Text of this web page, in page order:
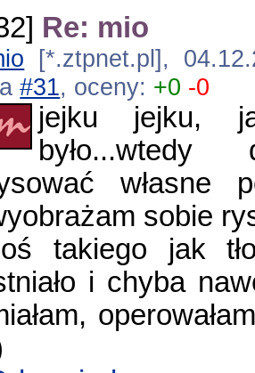
Re: mio
[*.ztpnet.pl],
#31, oceny: +0 -0
jejku jejku,
było...wtedy
własne
sobie
takiego jak
i chyba